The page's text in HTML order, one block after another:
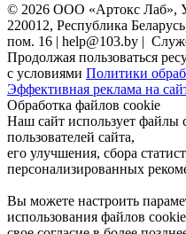
© 2026 ООО «Артокс Лаб»,
220012, Республика
пом. 16 | help@103.by |
Продолжая пользоваться
с условиями Политики
Эффективная реклама на
Обработка файлов cookie
Наш сайт использует файлы
пользователей сайта,
его улучшения, сбора
персонализированных
Вы можете настроить
использования файлов